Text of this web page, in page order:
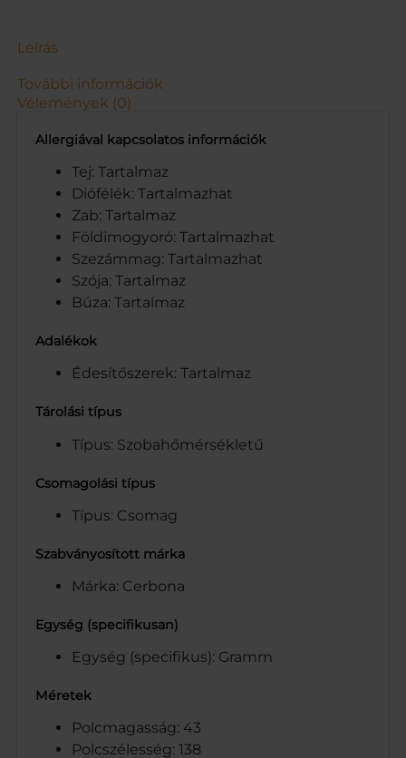
0
G
m
n
y
s
é
g
Leírás
További információk
Vélemények (0)
Allergiával kapcsolatos információk
Tej: Tartalmaz
Diófélék: Tartalmazhat
Zab: Tartalmaz
Földimogyoró: Tartalmazhat
Szezámmag: Tartalmazhat
Szója: Tartalmaz
Búza: Tartalmaz
Adalékok
Édesítőszerek: Tartalmaz
Tárolási típus
Típus: Szobahőmérsékletű
Csomagolási típus
Típus: Csomag
Szabványosított márka
Márka: Cerbona
Egység (specifikusan)
Egység (specifikus): Gramm
Méretek
Polcmagasság: 43
Polcszélesség: 138